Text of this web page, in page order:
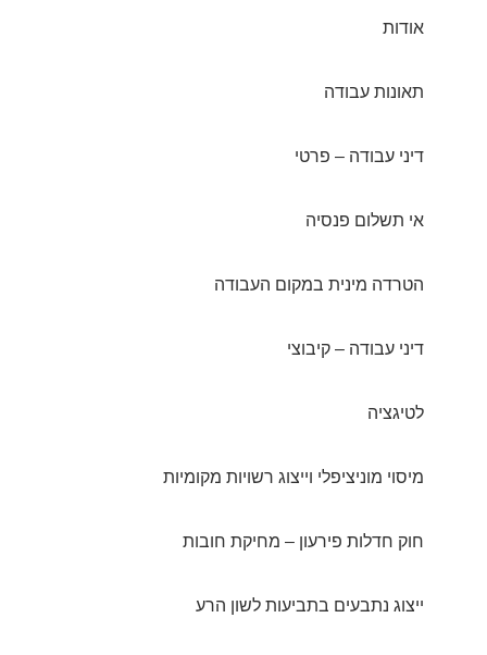
אודות
תאונות עבודה
דיני עבודה – פרטי
אי תשלום פנסיה
הטרדה מינית במקום העבודה
דיני עבודה – קיבוצי
לטיגציה
מיסוי מוניציפלי וייצוג רשויות מקומיות
חוק חדלות פירעון – מחיקת חובות
ייצוג נתבעים בתביעות לשון הרע